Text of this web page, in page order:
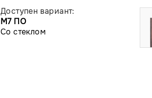
Доступен вариант:
М7 ПО
Со стеклом